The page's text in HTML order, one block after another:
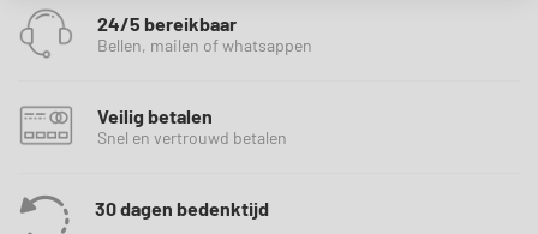
24/5 bereikbaar
Bellen, mailen of whatsappen
Veilig betalen
Snel en vertrouwd betalen
30 dagen bedenktijd